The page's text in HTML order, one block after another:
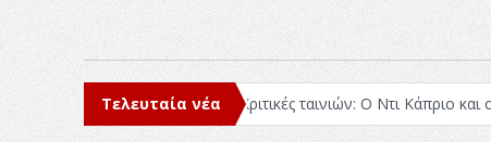
Τελευταία νέα
μέσα στο 2025 Κριτικές ταινιών: Ο Ντι Κάπριο και ο